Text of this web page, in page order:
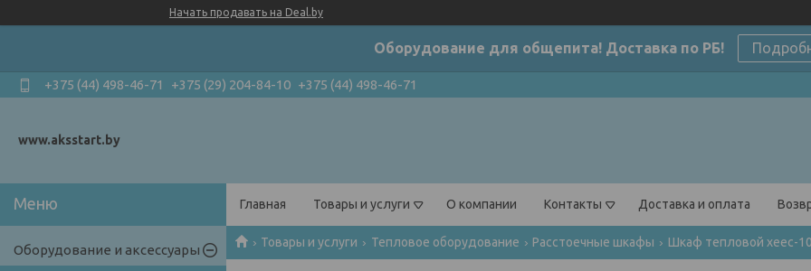
Начать продавать на Deal.by
Оборудование для общепита! Доставка по РБ!
+375 (44) 498-46-71 +375 (29) 204-84-10 +375 (44) 498-46-71
www.aksstart.by
Главная Товары и услуги О компании Контакты Доставка и оплата
Товары и услуги Тепловое оборудование Расстоечные шкафы Шкаф тепловой xeec-
Оборудование и аксессуары